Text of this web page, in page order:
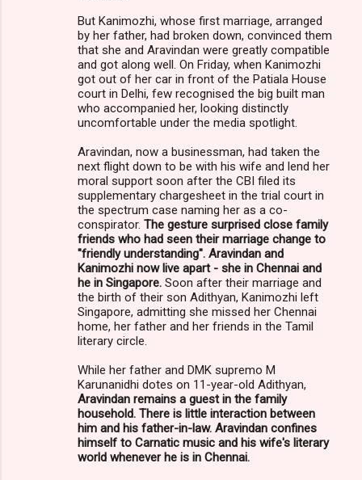
But Kanimozhi, whose first marriage, arranged
by her father, had broken down, convinced them
that she and Aravindan were greatly compatible
and got along well. On Friday, when Kanimozhi
got out of her car in front of the Patiala House
court in Delhi, few recognised the big built man
who accompanied her, looking distinctly
uncomfortable under the media spotlight.
Aravindan, now a businessman, had taken the
next flight down to be with his wife and lend her
moral support soon after the CBI filed its
supplementary chargesheet in the trial court in
the spectrum case naming her as a co-
conspirator. The gesture surprised close family
friends who had seen their marriage change to
"friendly understanding". Aravindan and
Kanimozhi now live apart - she in Chennai and
he in Singapore. Soon after their marriage and
the birth of their son Adithyan, Kanimozhi left
Singapore, admitting she missed her Chennai
home, her father and her friends in the Tamil
literary circle.
While her father and DMK supremo M
Karunanidhi dotes on 11-year-old Adithyan,
Aravindan remains a guest in the family
household. There is little interaction between
him and his father-in-law. Aravindan confines
himself to Carnatic music and his wife's literary
world whenever he is in Chennai.